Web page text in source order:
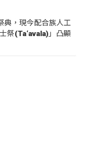
典，現今配合族人工
祭(Ta‘avala)」凸顯